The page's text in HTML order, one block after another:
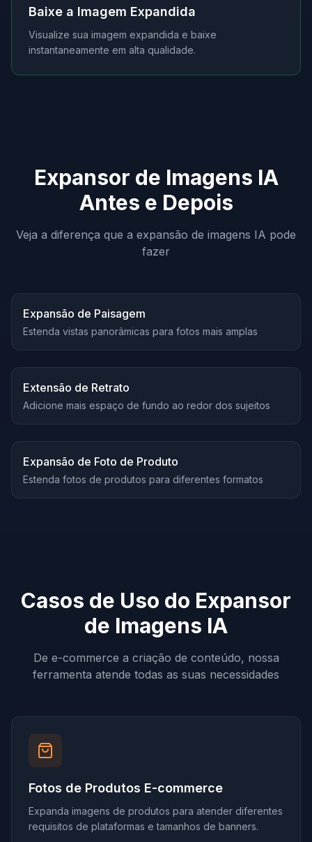
Baixe a Imagem Expandida
Visualize sua imagem expandida e baixe
instantaneamente em alta qualidade.
Expansor de Imagens IA
Antes e Depois
Veja a diferença que a expansão de imagens IA pode
fazer
Expansão de Paisagem
Estenda vistas panorâmicas para fotos mais amplas
Extensão de Retrato
Adicione mais espaço de fundo ao redor dos sujeitos
Expansão de Foto de Produto
Estenda fotos de produtos para diferentes formatos
Casos de Uso do Expansor
de Imagens IA
De e-commerce a criação de conteúdo, nossa
ferramenta atende todas as suas necessidades
Fotos de Produtos E-commerce
Expanda imagens de produtos para atender diferentes
requisitos de plataformas e tamanhos de banners.